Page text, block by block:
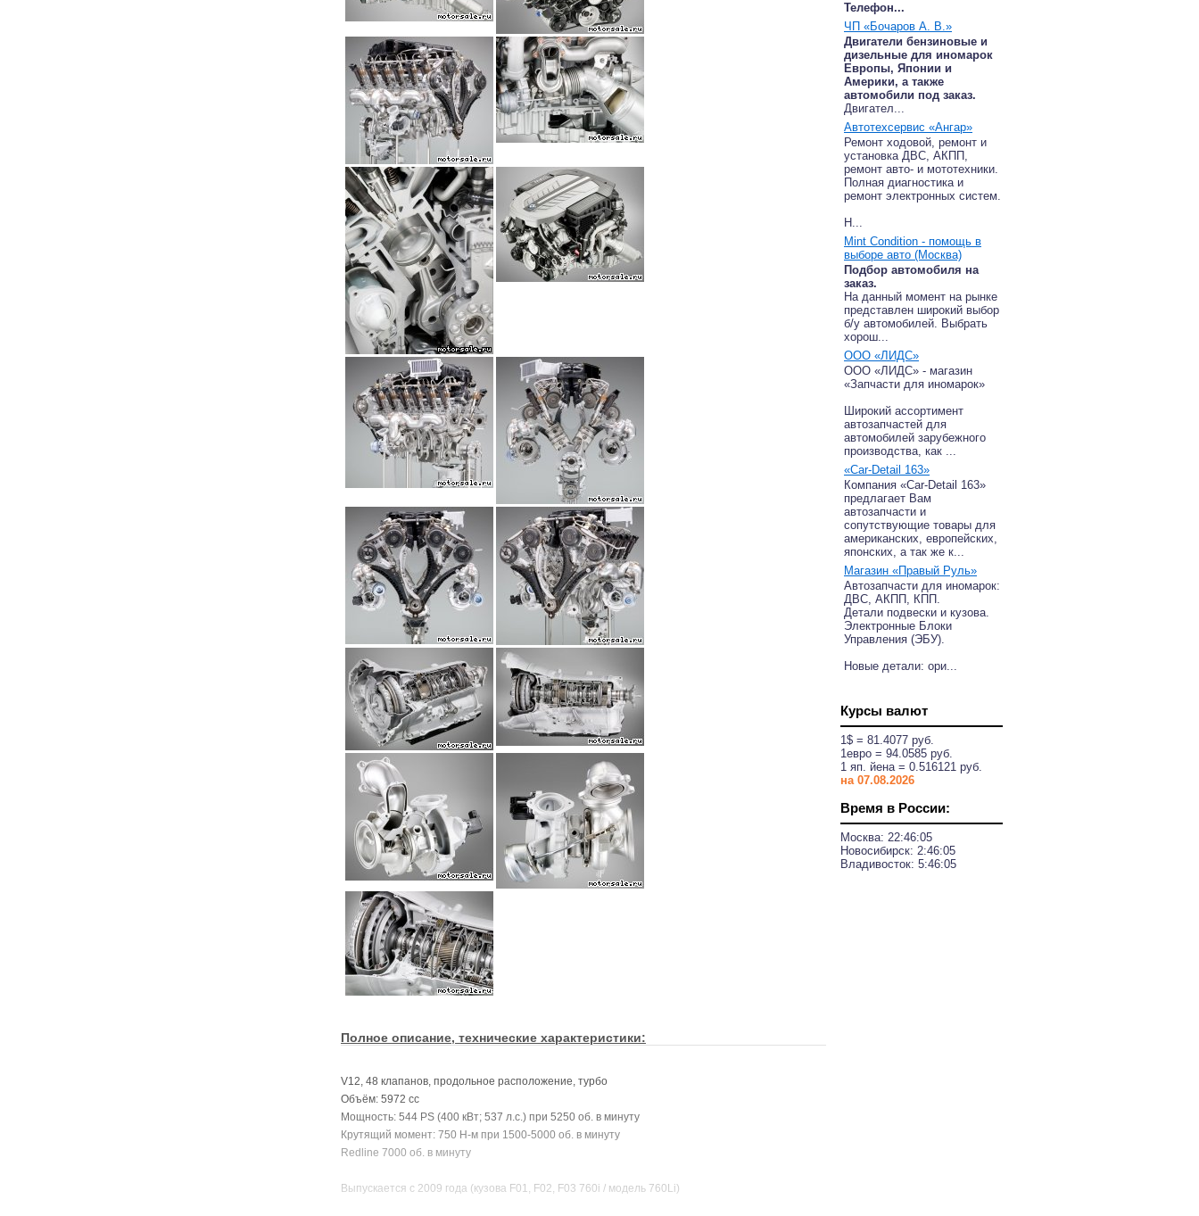
Полное описание, технические характеристики:
V12, 48 клапанов, продольное расположение, турбо
Объём: 5972 cc
Мощность: 544 PS (400 кВт; 537 л.с.) при 5250 об. в минуту
Крутящий момент: 750 Н-м при 1500-5000 об. в минуту
Redline 7000 об. в минуту
Выпускается с 2009 года (кузова F01, F02, F03 760i / модель 760Li)
Телефон...
ЧП «Бочаров А. В.»
Двигатели бензиновые и
дизельные для иномарок
Европы, Японии и
Америки, а также
автомобили под заказ.
Двигател...
Автотехсервис «Ангар»
Ремонт ходовой, ремонт и
установка ДВС, АКПП,
ремонт авто- и мототехники.
Полная диагностика и
ремонт электронных систем.
Н...
Mint Condition - помощь в
выборе авто (Москва)
Подбор автомобиля на
заказ.
На данный момент на рынке
представлен широкий выбор
б/у автомобилей. Выбрать
хорош...
ООО «ЛИДС»
ООО «ЛИДС» - магазин
«Запчасти для иномарок»
Широкий ассортимент
автозапчастей для
автомобилей зарубежного
производства, как ...
«Car-Detail 163»
Компания «Car-Detail 163»
предлагает Вам
автозапчасти и
сопутствующие товары для
американских, европейских,
японских, а так же к...
Магазин «Правый Руль»
Автозапчасти для иномарок:
ДВС, АКПП, КПП.
Детали подвески и кузова.
Электронные Блоки
Управления (ЭБУ).
Новые детали: ори...
Курсы валют
1$ = 81.4077 руб.
1eвро = 94.0585 руб.
1 яп. йена = 0.516121 руб.
на 07.08.2026
Время в России:
Москва: 22:46:06
Новосибирск: 2:46:06
Владивосток: 5:46:06